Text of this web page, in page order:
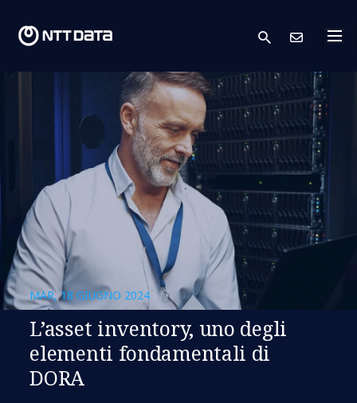
search
MAR, 18 GIUGNO 2024
L’asset inventory, uno degli
elementi fondamentali di
DORA